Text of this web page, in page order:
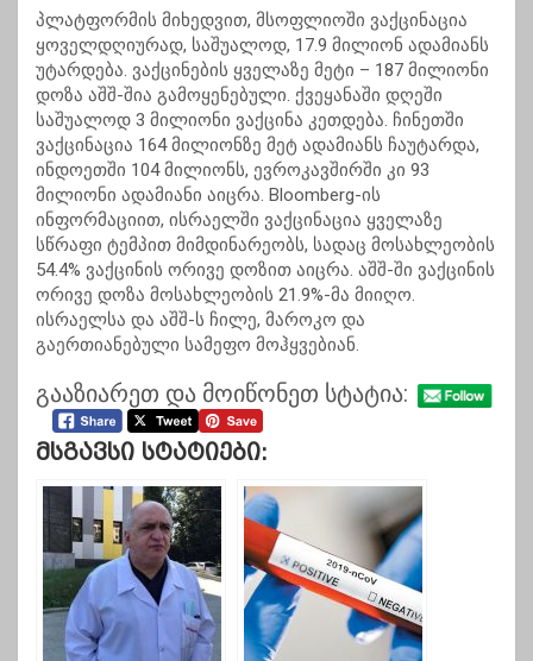
პლატფორმის მიხედვით, მსოფლიოში ვაქცინაცია
ყოველდღიურად, საშუალოდ, 17.9 მილიონ ადამიანს
უტარდება. ვაქცინების ყველაზე მეტი – 187 მილიონი
დოზა აშშ-შია გამოყენებული. ქვეყანაში დღეში
საშუალოდ 3 მილიონი ვაქცინა კეთდება. ჩინეთში
ვაქცინაცია 164 მილიონზე მეტ ადამიანს ჩაუტარდა,
ინდოეთში 104 მილიონს, ევროკავშირში კი 93
მილიონი ადამიანი აიცრა. Bloomberg-ის
ინფორმაციით, ისრაელში ვაქცინაცია ყველაზე
სწრაფი ტემპით მიმდინარეობს, სადაც მოსახლეობის
54.4% ვაქცინის ორივე დოზით აიცრა. აშშ-ში ვაქცინის
ორივე დოზა მოსახლეობის 21.9%-მა მიიღო.
ისრაელსა და აშშ-ს ჩილე, მაროკო და
გაერთიანებული სამეფო მოჰყვებიან.
გააზიარეთ და მოიწონეთ სტატია:
Მსგავსი Სტატიები: